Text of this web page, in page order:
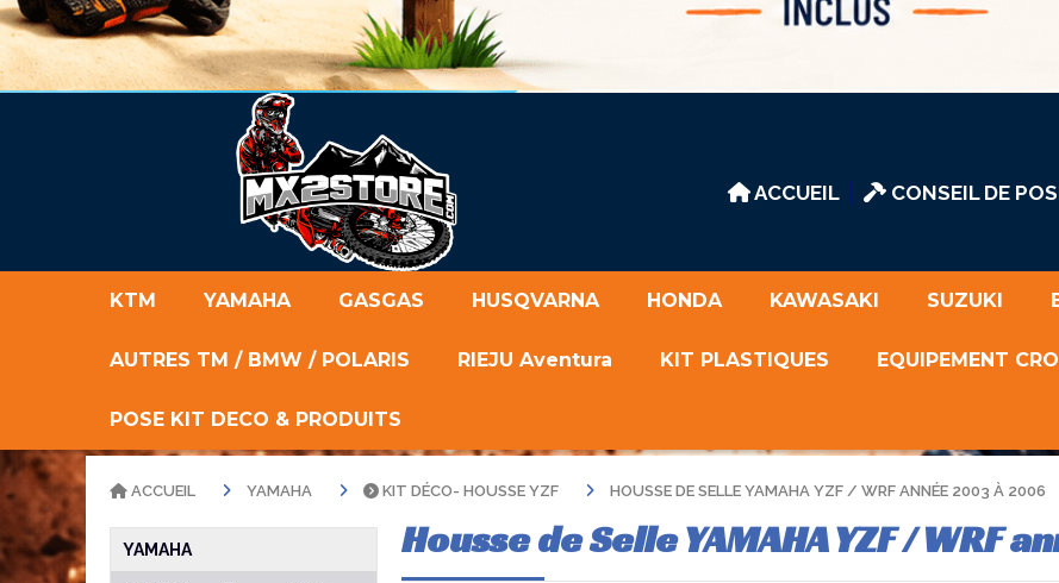
ACCUEIL CONSEIL DE
KTM YAMAHA GASGAS HUSQVARNA HONDA KAWASAKI SUZUKI
AUTRES TM / BMW / POLARIS RIEJU Aventura KIT PLASTIQUES EQUIPEMENT
POSE KIT DECO & PRODUITS
YAMAHA
ACCUEIL YAMAHA KIT DÉCO- HOUSSE YZF HOUSSE DE SELLE YAMAHA YZF / WRF ANNÉE 2003 À 2006
Housse de Selle YAMAHA YZF / WRF